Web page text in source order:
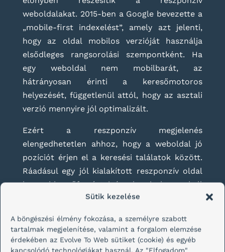
Sütik kezelése
A böngészési élmény fokozása, a személyre szabott
tartalmak megjelenítése, valamint a forgalom elemzése
érdekében az Evolve To Web sütiket (cookie) és egyéb
kapcsolódó technológiákat használ. Az "Elfogadom"
weboldalakat. 2015-ben a Google bevezette a
„mobile-first indexelést”, amely azt jelenti,
hogy az oldal mobilos verzióját használja
elsődleges rangsorolási szempontként. Ha
egy weboldal nem mobilbarát, az
hátrányosan érinti a keresőmotoros
helyezését, függetlenül attól, hogy az asztali
verzió mennyire jól optimalizált.
Ezért a reszponzív megjelenés
elengedhetetlen ahhoz, hogy a weboldal jó
pozíciót érjen el a keresési találatok között.
Ráadásul egy jól kialakított reszponzív oldal
kevesebb erőforrást igényel, mivel nem kell
külön asztali és mobil verziót fenntartani,
Jobb felhasználói élmény